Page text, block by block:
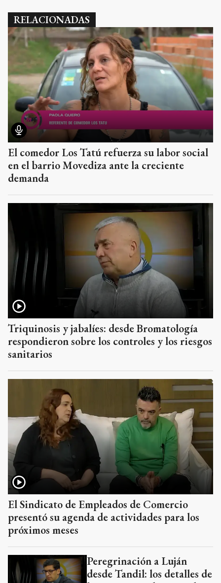
RELACIONADAS
El comedor Los Tatú refuerza su labor social
en el barrio Movediza ante la creciente
demanda
Triquinosis y jabalíes: desde Bromatología
respondieron sobre los controles y los riesgos
sanitarios
El Sindicato de Empleados de Comercio
presentó su agenda de actividades para los
próximos meses
Peregrinación a Luján
desde Tandil: los detalles de